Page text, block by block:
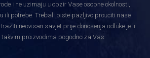
i ne uzimaju u obzir Vase osobne okolnosti,
ili potrebe. Trebali biste pazljivo prouciti nase
neovisan savjet prije donosenja odluke je li
proizvodima pogodno za Vas.